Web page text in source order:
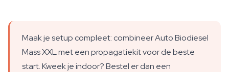
Maak je setup compleet: combineer Auto Biodiesel
Mass XXL met een propagatiekit voor de beste
start. Kweek je indoor? Bestel er dan een